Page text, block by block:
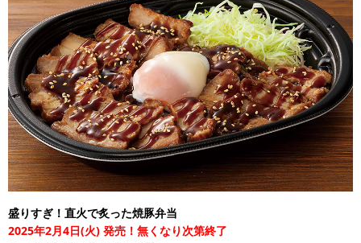
盛りすぎ！直火で炙った焼豚弁当
2025年2月4日(火) 発売！無くなり次第終了